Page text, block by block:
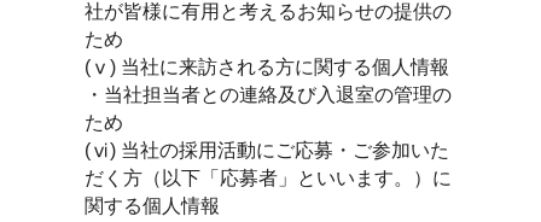
社が皆様に有用と考えるお知らせの提供の
ため
(ⅴ) 当社に来訪される方に関する個人情報
・当社担当者との連絡及び入退室の管理の
ため
(ⅵ) 当社の採用活動にご応募・ご参加いた
だく方（以下「応募者」といいます。）に
関する個人情報